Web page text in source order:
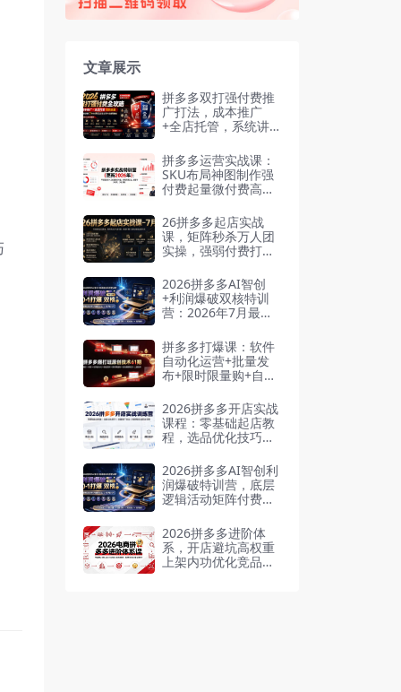
文章展示
拼多多双打强付费推
广打法，成本推广
+全店托管，系统讲
势与选择策略
拼多多运营实战课：
SKU布局神图制作强
付费起量微付费高投
26拼多多起店实战
课，矩阵秒杀万人团
实操，强弱付费打法
月
2026拼多多AI智创
+利润爆破双核特训
营：2026年7月最新
拼多多打爆课：软件
自动化运营+批量发
布+限时限量购+自动
放
2026拼多多开店实战
课程：零基础起店教
程，选品优化技巧，
稳定运营全攻略
2026拼多多AI智创利
润爆破特训营，底层
逻辑活动矩阵付费优
2026拼多多进阶体
系，开店避坑高权重
上架内功优化竞品调